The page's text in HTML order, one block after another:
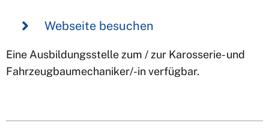
Webseite besuchen
Eine Ausbildungsstelle zum / zur Karosserie- und
Fahrzeugbaumechaniker/-in verfügbar.